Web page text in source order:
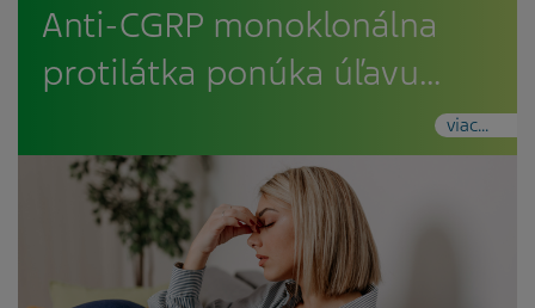
Anti-CGRP monoklonálna
protilátka ponúka úľavu…
viac...